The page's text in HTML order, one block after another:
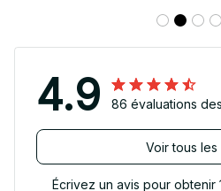
4.9 86 évaluations
Voir tous les
Écrivez un avis pour obtenir